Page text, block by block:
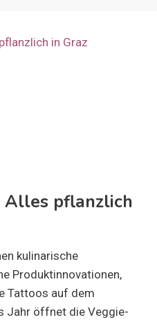
Alles pflanzlich
kulinarische
Produktinnovationen,
Tattoos auf dem
Jahr öffnet die Veggie-